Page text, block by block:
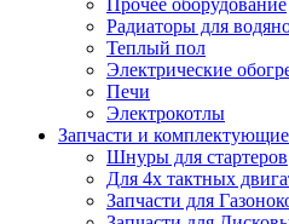
Прочее оборудование
Радиаторы для
Теплый пол
Электрические
Печи
Электрокотлы
Запчасти и комплектующие
Шнуры для стартеров
Для 4х тактных
Запчасти для